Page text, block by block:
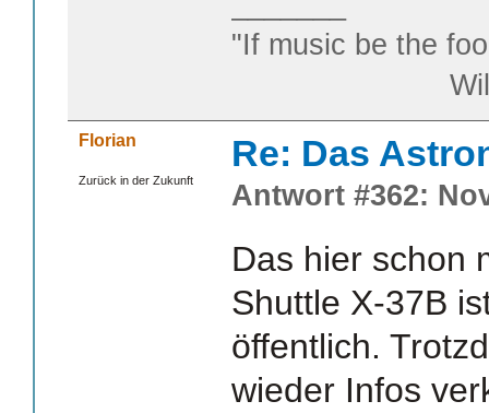
"If music be the
William
Florian
Zurück in der Zukunft
Re: Das
Antwort #362:
Das hier schon
Shuttle X-37B
öffentlich.
wieder Infos